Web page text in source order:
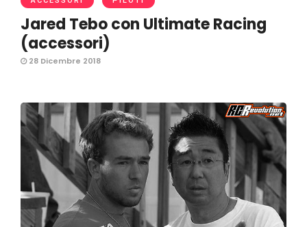
Jared Tebo con Ultimate Racing
(accessori)
28 Dicembre 2018